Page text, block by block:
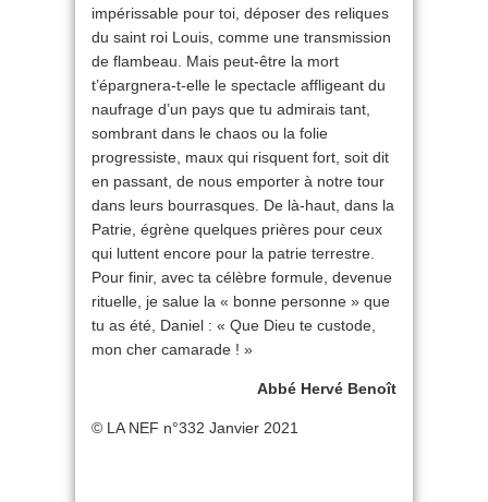
impérissable pour toi, déposer des reliques
du saint roi Louis, comme une transmission
de flambeau. Mais peut-être la mort
t’épargnera-t-elle le spectacle affligeant du
naufrage d’un pays que tu admirais tant,
sombrant dans le chaos ou la folie
progressiste, maux qui risquent fort, soit dit
en passant, de nous emporter à notre tour
dans leurs bourrasques. De là-haut, dans la
Patrie, égrène quelques prières pour ceux
qui luttent encore pour la patrie terrestre.
Pour finir, avec ta célèbre formule, devenue
rituelle, je salue la « bonne personne » que
tu as été, Daniel : « Que Dieu te custode,
mon cher camarade ! »
Abbé Hervé Benoît
© LA NEF n°332 Janvier 2021